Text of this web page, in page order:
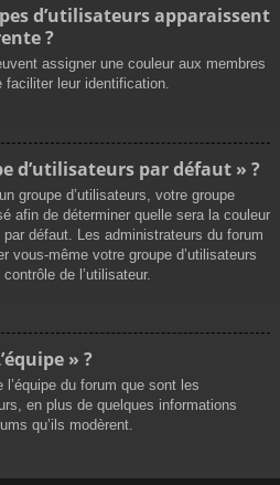
d’utilisateurs apparaissent
?
assigner une couleur aux membres
faciliter leur identification.
d’utilisateurs par défaut » ?
groupe d’utilisateurs, votre groupe
afin de déterminer quelle sera la couleur
défaut. Les administrateurs du forum
vous-même votre groupe d’utilisateurs
de l’utilisateur.
» ?
du forum que sont les
en plus de quelques informations
qu’ils modèrent.